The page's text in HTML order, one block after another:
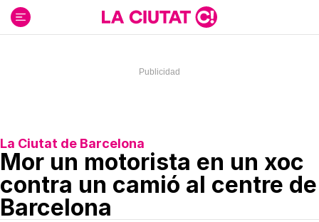
contenido
La Ciutat de Barcelona
Mor un motorista en un xoc
contra un camió al centre de
Barcelona